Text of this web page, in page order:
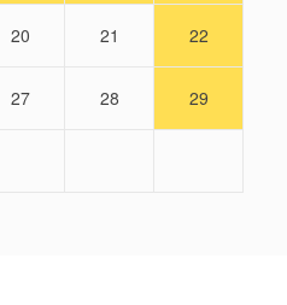
20 21 22
27 28 29